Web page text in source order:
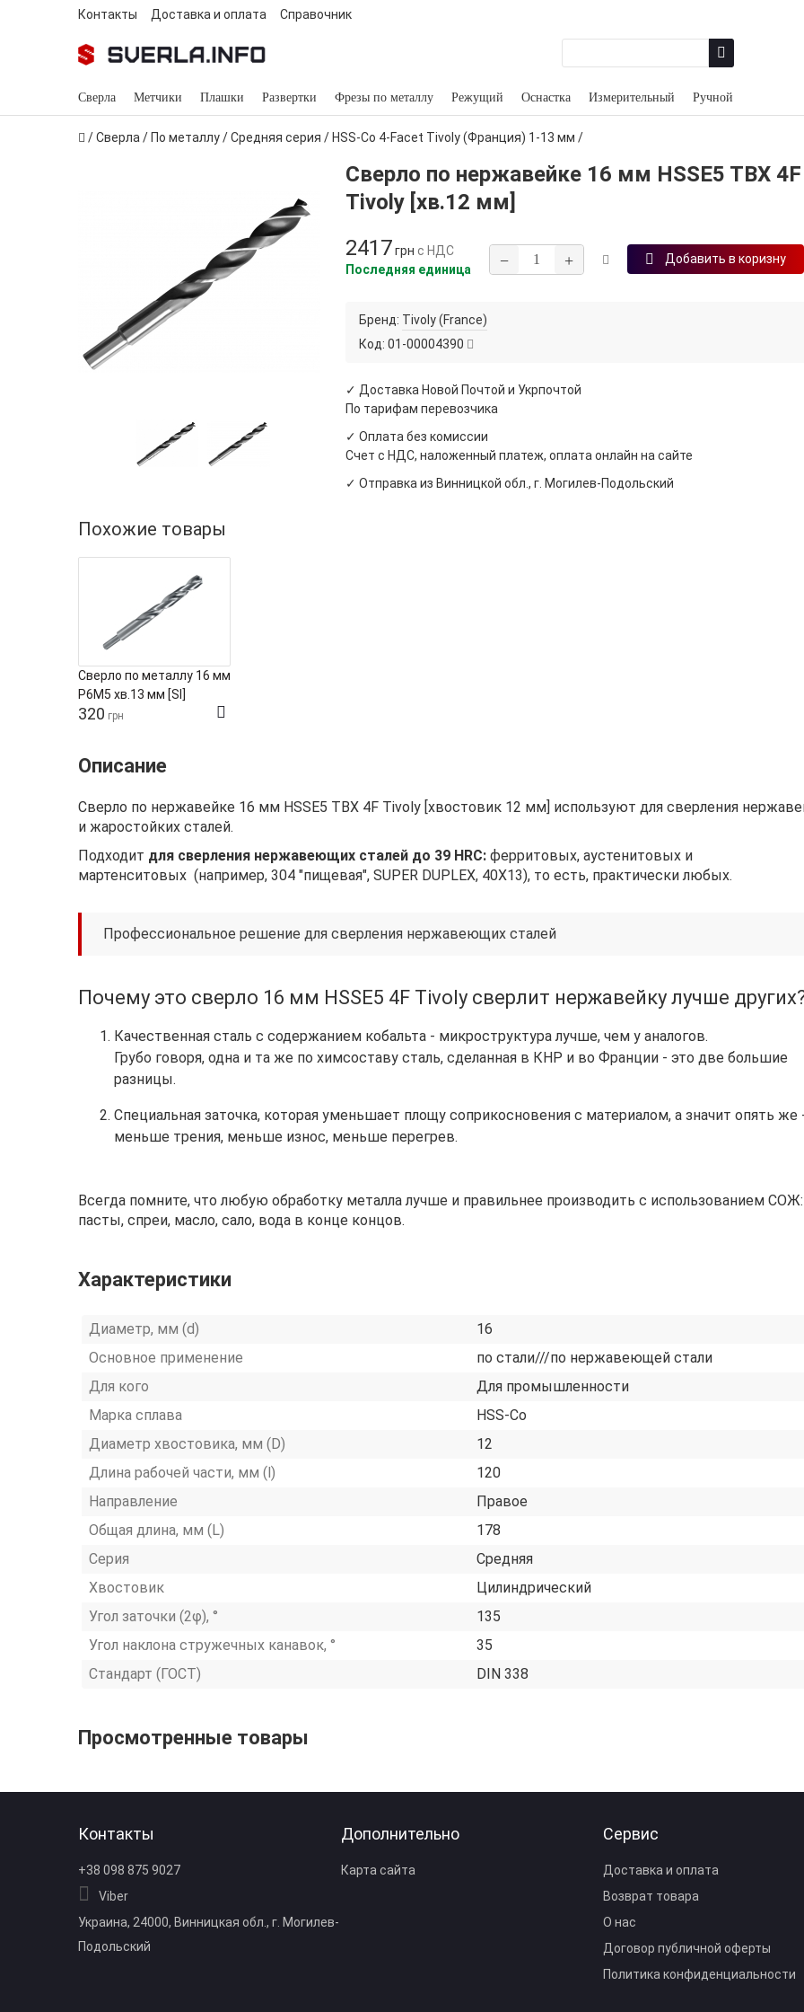
Контакты Доставка и оплата Справочник
Сверла Метчики Плашки Развертки Фрезы по металлу Режущий Оснастка Измерительный Ручной
/Сверла / По металлу/Средняя серия / HSS-Co 4-Facet Tivoly (Франция) 1‑13 мм /
Сверло по нержавейке 16 мм HSSE5 TBX 4F
Tivoly [хв.12 мм]
2417грн с НДС
Последняя единица
− + Добавить в коризну
Бренд: Tivoly (France)
Код: 01-00004390
✓ Доставка Новой Почтой и Укрпочтой
По тарифам перевозчика
✓ Оплата без комиссии
Счет с НДС, наложенный платеж, оплата онлайн на сайте
✓ Отправка из Винницкой обл., г. Могилев-Подольский
Похожие товары
Сверло по металлу 16 мм
Р6М5 хв.13 мм [SI]
320 грн
Описание
Сверло по нержавейке 16 мм HSSE5 TBX 4F Tivoly [хвостовик 12 мм] используют для сверления
и жаростойких сталей.
Подходит для сверления нержавеющих сталей до 39 HRC: ферритовых, аустенитовых и
мартенситовых (например, 304 "пищевая", SUPER DUPLEX, 40Х13), то есть, практически любых.
Профессиональное решение для сверления нержавеющих сталей
Почему это сверло 16 мм HSSE5 4F Tivoly сверлит нержавейку лучше
Качественная сталь с содержанием кобальта - микроструктура лучше, чем у аналогов.
Грубо говоря, одна и та же по химсоставу сталь, сделанная в КНР и во Франции - это две большие
разницы.
Специальная заточка, которая уменьшает площу соприкосновения с материалом, а значит опять же
меньше трения, меньше износ, меньше перегрев.
Всегда помните, что любую обработку металла лучше и правильнее производить с использованием СОЖ:
пасты, спреи, масло, сало, вода в конце концов.
Характеристики
Диаметр, мм (d)
16
Основное применение
по стали///по нержавеющей стали
Для кого
Для промышленности
Марка сплава
HSS-Co
Диаметр хвостовика, мм (D)
12
Длина рабочей части, мм (l)
120
Направление
Правое
Общая длина, мм (L)
178
Серия
Средняя
Хвостовик
Цилиндрический
Угол заточки (2φ), °
135
Угол наклона стружечных канавок, °
35
Стандарт (ГОСТ)
DIN 338
Просмотренные товары
Контакты
+38 098 875 9027
Viber
Украина, 24000, Винницкая обл., г. Могилев-
Подольский
Дополнительно
Карта сайта
Сервис
Доставка и оплата
Возврат товара
О нас
Договор публичной оферты
Политика конфиденциальности